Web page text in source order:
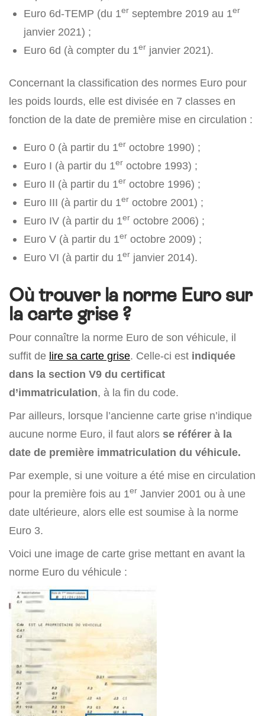
Euro 6d-TEMP (du 1er septembre 2019 au 1er
janvier 2021) ;
Euro 6d (à compter du 1er janvier 2021).
Concernant la classification des normes Euro pour
les poids lourds, elle est divisée en 7 classes en
fonction de la date de première mise en circulation :
Euro 0 (à partir du 1er octobre 1990) ;
Euro I (à partir du 1er octobre 1993) ;
Euro II (à partir du 1er octobre 1996) ;
Euro III (à partir du 1er octobre 2001) ;
Euro IV (à partir du 1er octobre 2006) ;
Euro V (à partir du 1er octobre 2009) ;
Euro VI (à partir du 1er janvier 2014).
Où trouver la norme Euro sur
la carte grise ?
Pour connaître la norme Euro de son véhicule, il
suffit de lire sa carte grise. Celle-ci est indiquée
dans la section V9 du certificat
d’immatriculation, à la fin du code.
Par ailleurs, lorsque l’ancienne carte grise n’indique
aucune norme Euro, il faut alors se référer à la
date de première immatriculation du véhicule.
Par exemple, si une voiture a été mise en circulation
pour la première fois au 1er Janvier 2001 ou à une
date ultérieure, alors elle est soumise à la norme
Euro 3.
Voici une image de carte grise mettant en avant la
norme Euro du véhicule :